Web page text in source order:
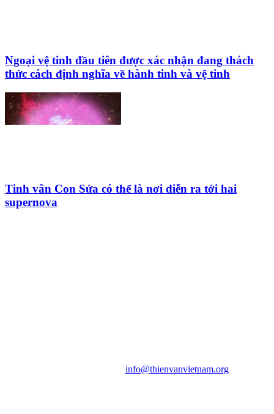
Ngoại vệ tinh đầu tiên được xác nhận đang thách
thức cách định nghĩa về hành tinh và vệ tinh
Tinh vân Con Sứa có thể là nơi diễn ra tới hai
supernova
info@thienvanvietnam.org